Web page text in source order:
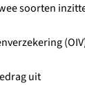
soorten
uit